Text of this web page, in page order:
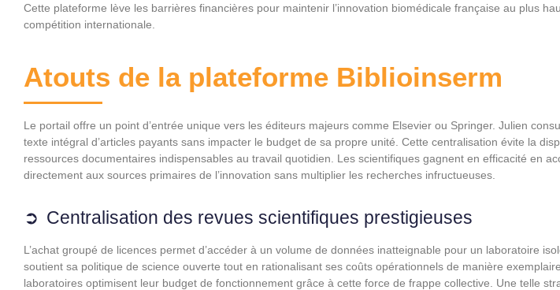
Cette plateforme lève les barrières financières pour maintenir l’innovation biomédicale française au plus
compétition internationale.
Atouts de la plateforme Biblioinserm
Le portail offre un point d’entrée unique vers les éditeurs majeurs comme Elsevier ou Springer. Julien
texte intégral d’articles payants sans impacter le budget de sa propre unité. Cette centralisation évite la
ressources documentaires indispensables au travail quotidien. Les scientifiques gagnent en efficacité en
directement aux sources primaires de l’innovation sans multiplier les recherches infructueuses.
Centralisation des revues scientifiques prestigieuses
L’achat groupé de licences permet d’accéder à un volume de données inatteignable pour un laboratoire
soutient sa politique de science ouverte tout en rationalisant ses coûts opérationnels de manière
laboratoires optimisent leur budget de fonctionnement grâce à cette force de frappe collective. Une telle